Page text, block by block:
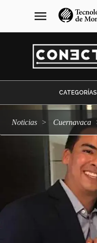
navegación
principal
menu
CATEGORÍAS
Noticias Cuernavaca